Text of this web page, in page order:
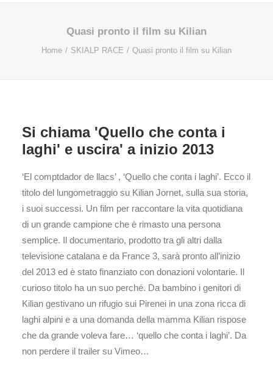
Quasi pronto il film su Kilian
Home SKIALP RACE Quasi pronto il film su Kilian
Si chiama 'Quello che conta i
laghi' e uscira' a inizio 2013
‘El comptdador de llacs’ , ‘Quello che conta i laghi’. Ecco il
titolo del lungometraggio su Kilian Jornet, sulla sua storia,
i suoi successi. Un film per raccontare la vita quotidiana
di un grande campione che è rimasto una persona
semplice. Il documentario, prodotto tra gli altri dalla
televisione catalana e da France 3, sarà pronto all’inizio
del 2013 ed è stato finanziato con donazioni volontarie. Il
curioso titolo ha un suo perché. Da bambino i genitori di
Kilian gestivano un rifugio sui Pirenei in una zona ricca di
laghi alpini e a una domanda della mamma Kilian rispose
che da grande voleva fare… ‘quello che conta i laghi’. Da
non perdere il trailer su Vimeo…